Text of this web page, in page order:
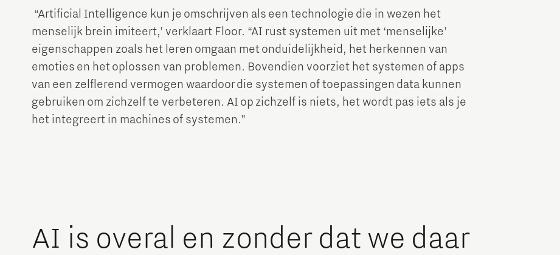
“Artificial Intelligence kun je omschrijven als een technologie die in wezen het
menselijk brein imiteert,’ verklaart Floor. “AI rust systemen uit met ‘menselijke’
eigenschappen zoals het leren omgaan met onduidelijkheid, het herkennen van
emoties en het oplossen van problemen. Bovendien voorziet het systemen of apps
van een zelflerend vermogen waardoor die systemen of toepassingen data kunnen
gebruiken om zichzelf te verbeteren. AI op zichzelf is niets, het wordt pas iets als je
het integreert in machines of systemen.”
AI is overal en zonder dat we daar